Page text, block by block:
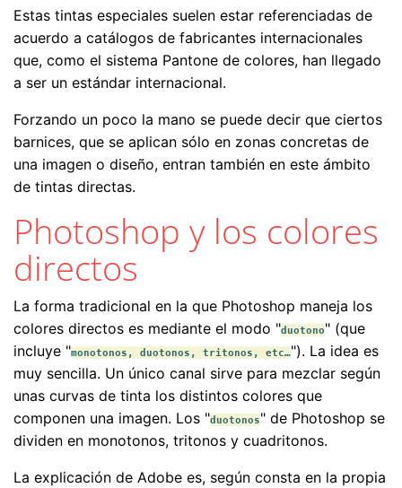
Estas tintas especiales suelen estar referenciadas de
acuerdo a catálogos de fabricantes internacionales
que, como el sistema Pantone de colores, han llegado
a ser un estándar internacional.
Forzando un poco la mano se puede decir que ciertos
barnices, que se aplican sólo en zonas concretas de
una imagen o diseño, entran también en este ámbito
de tintas directas.
Photoshop y los colores
directos
La forma tradicional en la que Photoshop maneja los
colores directos es mediante el modo "duotono" (que
incluye "monotonos, duotonos, tritonos, etc…"). La idea es
muy sencilla. Un único canal sirve para mezclar según
unas curvas de tinta los distintos colores que
componen una imagen. Los "duotonos" de Photoshop se
dividen en monotonos, tritonos y cuadritonos.
La explicación de Adobe es, según consta en la propia